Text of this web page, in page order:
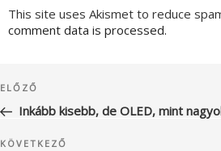
This site uses Akismet to reduce
comment data is processed.
navigáció
Korábbi
bejegyzés
ELŐZŐ
Inkább kisebb, de OLED, mint
Következő
KÖVETKEZŐ